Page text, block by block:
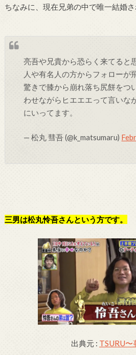
ちなみに、現在兄弟の中で唯一結婚さ
亮吾や兄貴から恐らく来てると
人や有名人の方からフォローが
驚きで膝から崩れ落ち尻餅をつ
わせながらヒエエエって言いな
にいってます。
— 松丸 彗吾 (@k_matsumaru)
三男は松丸怜吾さんという方です。
出典元 : TSURU〜